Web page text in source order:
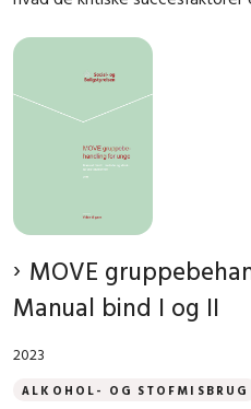
MOVE
Manual bind I og II
2023
ALKOHOL- OG STOFMISBRUG